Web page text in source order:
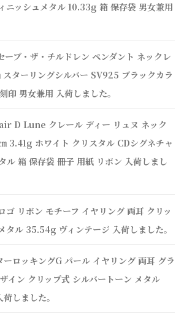
ニッシュメタル 10.33g 箱 保存袋 男女兼用
ブ・ザ・チルドレン ペンダント ネックレ
ターリングシルバー SV925 ブラックカラ
男女兼用 入荷しました。
D Lune クレール ディー リュヌ ネック
3.41g ホワイト クリスタル CDシグネチャ
ル 箱 保存袋 冊子 用紙 リボン 入荷しまし
リボン モチーフ イヤリング 両耳 クリッ
タル 35.54g ヴィンテージ 入荷しました。
ロッキングG パール イヤリング 両耳 グラ
イン クリップ式 シルバートーン メタル
しました。